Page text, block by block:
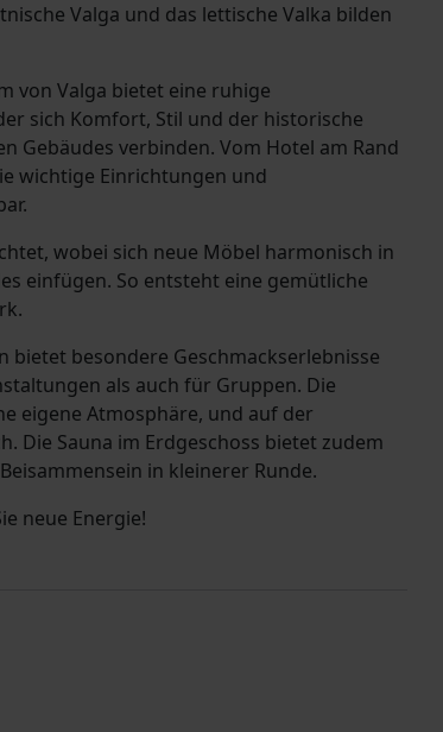
Valga und das lettische Valka bilden
von Valga bietet eine ruhige
sich Komfort, Stil und der historische
Gebäudes verbinden. Vom Hotel am Rand
wichtige Einrichtungen und
wobei sich neue Möbel harmonisch in
einfügen. So entsteht eine gemütliche
bietet besondere Geschmackserlebnisse
als auch für Gruppen. Die
eigene Atmosphäre, und auf der
Die Sauna im Erdgeschoss bietet zudem
in kleinerer Runde.
neue Energie!